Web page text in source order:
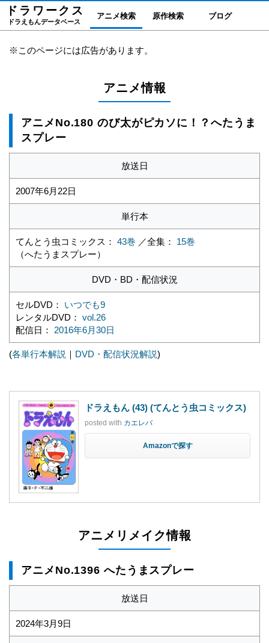
ドラワーク ス
ドラえもんデータベース
アニメ検索 原作検索 ブログ
※このページには広告があります。
アニメ情報
アニメNo.180 のび太がピカソに！？へたうま
スプレー
放送日
2007年6月22日
単行本
てんとう虫コミックス： 43巻 ／全集： 15巻
（へたうまスプレー）
DVD・BD・配信状況
セルDVD： いつでも9
レンタルDVD： vol.26
配信日： 2016年6月30日
(各単行本解説 ｜ DVD・配信状況解説)
ドラえもん (43) (てんとう虫コミックス)
posted with カエレバ
Amazon
アニメリメイク情報
アニメNo.1396 へたうまスプレー
放送日
2024年3月9日